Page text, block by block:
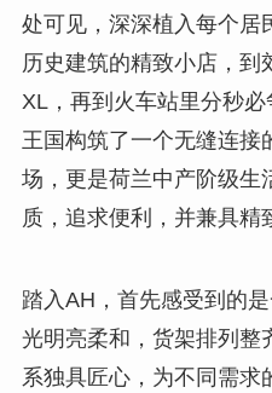
处可见，深深植入每个居
历史建筑的精致小店，到
XL，再到火车站里分秒
王国构筑了一个无缝连接
场，更是荷兰中产阶级生
质，追求便利，并兼具精
踏入AH，首先感受到的
光明亮柔和，货架排列整
系独具匠心，为不同需求